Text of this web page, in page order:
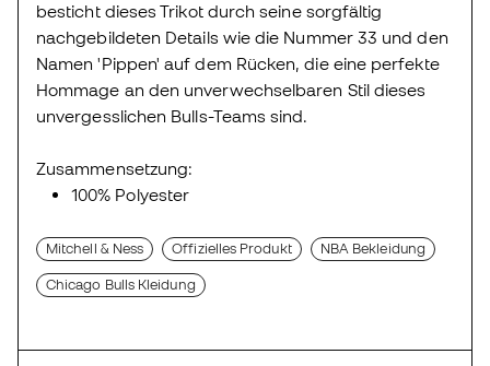
besticht dieses Trikot durch seine sorgfältig
nachgebildeten Details wie die Nummer 33 und den
Namen 'Pippen' auf dem Rücken, die eine perfekte
Hommage an den unverwechselbaren Stil dieses
unvergesslichen Bulls-Teams sind.
Zusammensetzung:
100% Polyester
Mitchell & Ness Offizielles Produkt NBA Bekleidung
Chicago Bulls Kleidung